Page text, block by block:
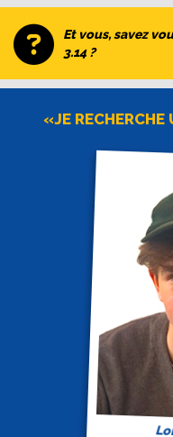
Et vous, savez
3.14 ?
«JE RECHERCHE